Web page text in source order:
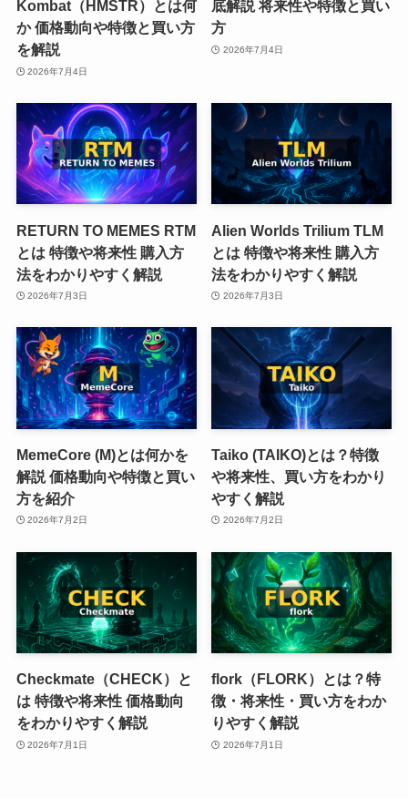
Kombat（HMSTR）とは何
か 価格動向や特徴と買い方
を解説
2026年7月4日
底解説 将来性や特徴と買い
方
2026年7月4日
RETURN TO MEMES RTM
とは 特徴や将来性 購入方
法をわかりやすく解説
2026年7月3日
Alien Worlds Trilium TLM
とは 特徴や将来性 購入方
法をわかりやすく解説
2026年7月3日
MemeCore (M)とは何かを
解説 価格動向や特徴と買い
方を紹介
2026年7月2日
Taiko (TAIKO)とは？特徴
や将来性、買い方をわかり
やすく解説
2026年7月2日
Checkmate（CHECK）と
は 特徴や将来性 価格動向
をわかりやすく解説
2026年7月1日
flork（FLORK）とは？特
徴・将来性・買い方をわか
りやすく解説
2026年7月1日